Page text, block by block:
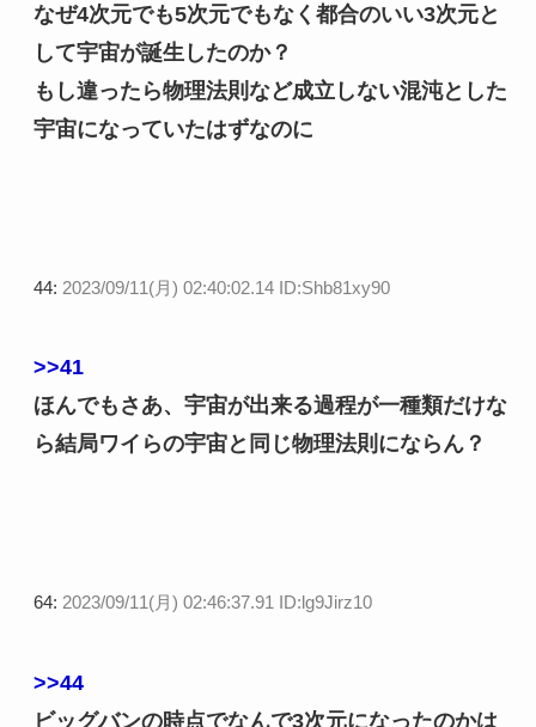
なぜ4次元でも5次元でもなく都合のいい3次元と
して宇宙が誕生したのか？
もし違ったら物理法則など成立しない混沌とした
宇宙になっていたはずなのに
44: 2023/09/11(月) 02:40:02.14 ID:Shb81xy90
>>41
ほんでもさあ、宇宙が出来る過程が一種類だけな
ら結局ワイらの宇宙と同じ物理法則にならん？
64: 2023/09/11(月) 02:46:37.91 ID:lg9Jirz10
>>44
ビッグバンの時点でなんで3次元になったのかは